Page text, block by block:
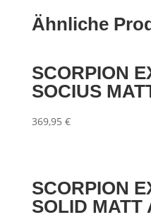
Ähnliche
SCORPION
SOCIUS
369,95 €
SCORPION
SOLID MATT